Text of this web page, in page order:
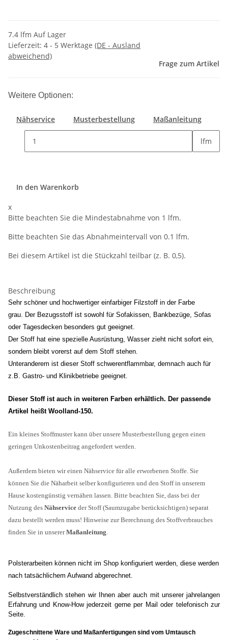
7.4 lfm Auf Lager
Lieferzeit: 4 - 5 Werktage (DE - Ausland
abweichend)
Frage zum Artikel
Weitere Optionen:
Nähservice Musterbestellung Maßanleitung
lfm
In den Warenkorb
x
Bitte beachten Sie die Mindestabnahme von 1 lfm.
Bitte beachten Sie das Abnahmeintervall von 0.1 lfm.
Bei diesem Artikel ist die Stückzahl teilbar (z. B. 0,5).
Beschreibung
Sehr schöner und hochwertiger einfarbiger Filzstoff in der Farbe
grau. Der Bezugsstoff ist sowohl für Sofakissen, Bankbezüge, Sofas
oder Tagesdecken besonders gut geeignet.
Der Stoff hat eine spezielle Ausrüstung, Wasser zieht nicht sofort ein,
sondern bleibt vorerst auf dem Stoff stehen.
Unteranderem ist dieser Stoff schwerentflammbar, demnach auch für
z.B. Gastro- und Klinikbetriebe geeignet.
Dieser Stoff ist auch in weiteren Farben erhältlich. Der passende
Artikel heißt Woolland-150.
Ein kleines Stoffmuster kann über unsere Musterbestellung gegen einen
geringen Unkostenbeitrag angefordert werden.
Außerdem bieten wir einen Nähservice für alle erworbenen Stoffe. Sie
können Sie die Näharbeit selber konfigurieren und den Stoff in unserem
Hause kostengünstig vernähen lassen. Bitte beachten Sie, dass bei der
Nutzung des Nähservice der Stoff (Saumzugabe berücksichtigen) separat
dazu bestellt werden muss! Hinweise zur Berechnung des Stoffverbrauches
finden Sie in unsererMaßanleitung.
Polsterarbeiten können nicht im Shop konfiguriert werden, diese werden
nach tatsächlichem Aufwand abgerechnet.
Selbstverständlich stehen wir Ihnen aber auch mit unserer jahrelangen
Erfahrung und Know-How jederzeit gerne per Mail oder telefonisch zur
Seite.
Zugeschnittene Ware und Maßanfertigungen sind vom Umtausch